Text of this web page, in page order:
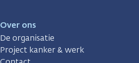
Over ons
De organisatie
Project kanker & werk